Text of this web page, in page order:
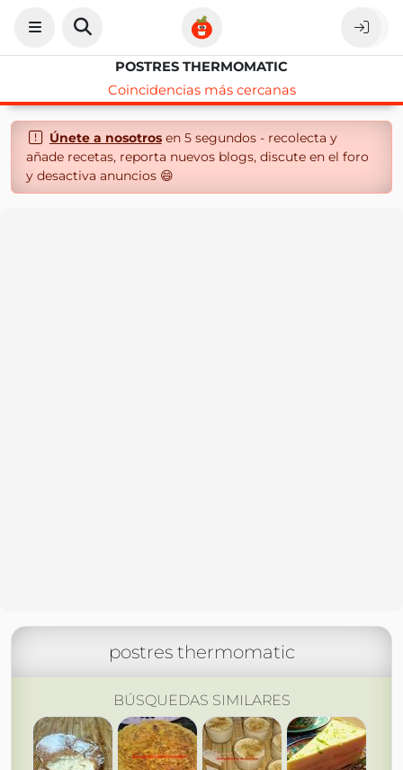
POSTRES THERMOMATIC
Coincidencias más cercanas
Únete a nosotrosen 5 segundos - recolecta y
añade recetas, reporta nuevos blogs, discute en el foro
y desactiva anuncios 😄
postres thermomatic
BÚSQUEDAS SIMILARES